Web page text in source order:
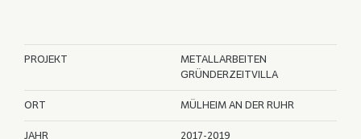
PROJEKT
METALLARBEITEN
GRÜNDERZEITVILLA
ORT MÜLHEIM AN DER RUHR
JAHR 2017-2019